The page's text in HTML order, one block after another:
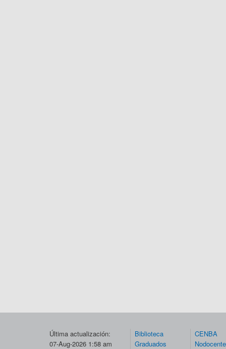
Última actualización:
07-Aug-2026 1:58 am
Biblioteca
Graduados
CENBA